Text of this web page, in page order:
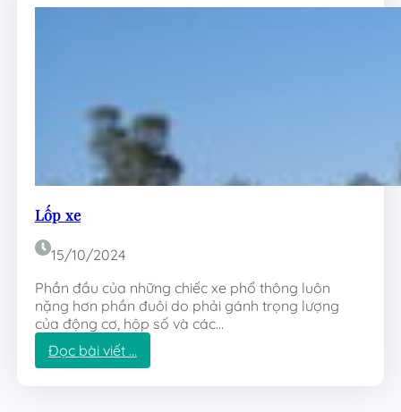
k
Lốp xe
15/10/2024
Phần đầu của những chiếc xe phổ thông luôn
nặng hơn phần đuôi do phải gánh trọng lượng
của động cơ, hộp số và các…
Đọc bài viết …:
L